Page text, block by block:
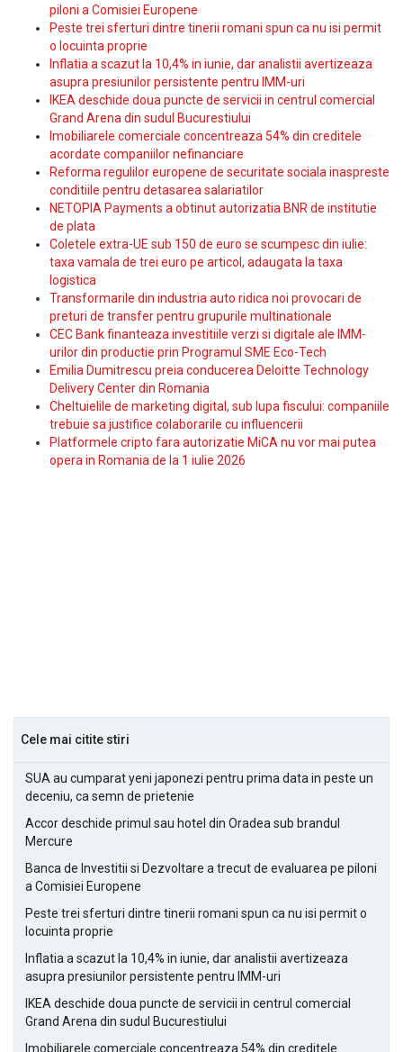
piloni a Comisiei Europene
Peste trei sferturi dintre tinerii romani spun ca nu isi permit
o locuinta proprie
Inflatia a scazut la 10,4% in iunie, dar analistii avertizeaza
asupra presiunilor persistente pentru IMM-uri
IKEA deschide doua puncte de servicii in centrul comercial
Grand Arena din sudul Bucurestiului
Imobiliarele comerciale concentreaza 54% din creditele
acordate companiilor nefinanciare
Reforma regulilor europene de securitate sociala inaspreste
conditiile pentru detasarea salariatilor
NETOPIA Payments a obtinut autorizatia BNR de institutie
de plata
Coletele extra-UE sub 150 de euro se scumpesc din iulie:
taxa vamala de trei euro pe articol, adaugata la taxa
logistica
Transformarile din industria auto ridica noi provocari de
preturi de transfer pentru grupurile multinationale
CEC Bank finanteaza investitiile verzi si digitale ale IMM-
urilor din productie prin Programul SME Eco-Tech
Emilia Dumitrescu preia conducerea Deloitte Technology
Delivery Center din Romania
Cheltuielile de marketing digital, sub lupa fiscului: companiile
trebuie sa justifice colaborarile cu influencerii
Platformele cripto fara autorizatie MiCA nu vor mai putea
opera in Romania de la 1 iulie 2026
Cele mai citite stiri
SUA au cumparat yeni japonezi pentru prima data in peste un
deceniu, ca semn de prietenie
Accor deschide primul sau hotel din Oradea sub brandul
Mercure
Banca de Investitii si Dezvoltare a trecut de evaluarea pe piloni
a Comisiei Europene
Peste trei sferturi dintre tinerii romani spun ca nu isi permit o
locuinta proprie
Inflatia a scazut la 10,4% in iunie, dar analistii avertizeaza
asupra presiunilor persistente pentru IMM-uri
IKEA deschide doua puncte de servicii in centrul comercial
Grand Arena din sudul Bucurestiului
Imobiliarele comerciale concentreaza 54% din creditele